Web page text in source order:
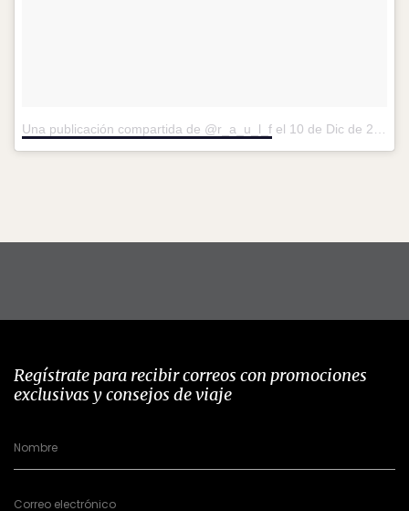
Una publicación compartida de @r_a_u_l_f el 10 de Dic de 2016 a la(s) 8:41 PST
Regístrate para recibir correos con promociones
exclusivas y consejos de viaje